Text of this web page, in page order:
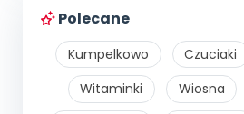
Polecane
Kumpelkowo
Czuciaki
Witaminki
Wiosna